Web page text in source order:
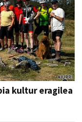
kultur eragilea